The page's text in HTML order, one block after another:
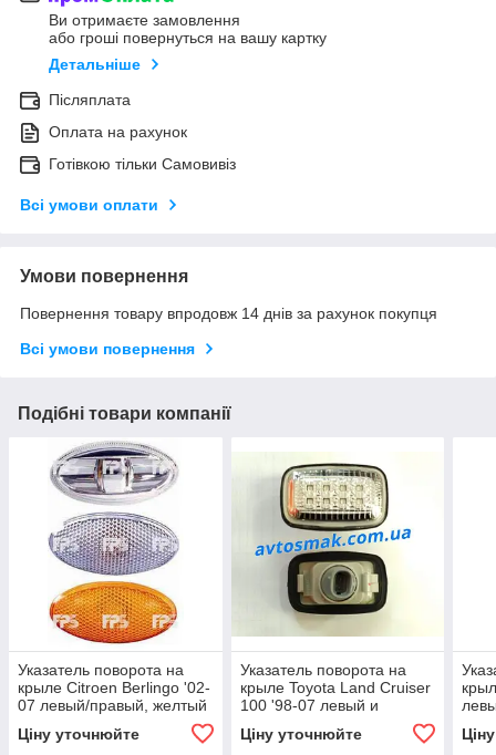
Ви отримаєте замовлення
або гроші повернуться на вашу картку
Детальніше
Післяплата
Оплата на рахунок
Готівкою тільки Самовивіз
Всі умови оплати
Умови повернення
Повернення товару впродовж 14 днів за рахунок покупця
Всі умови повернення
Подібні товари компанії
Указатель поворота на
крыле Citroen Berlingo '02-
07 левый/правый, желтый
Ціну уточнюйте
Указатель поворота на
крыле Toyota Land Cruiser
100 '98-07 левый и
(прозрачный) (DEPO)
Ціну уточнюйте